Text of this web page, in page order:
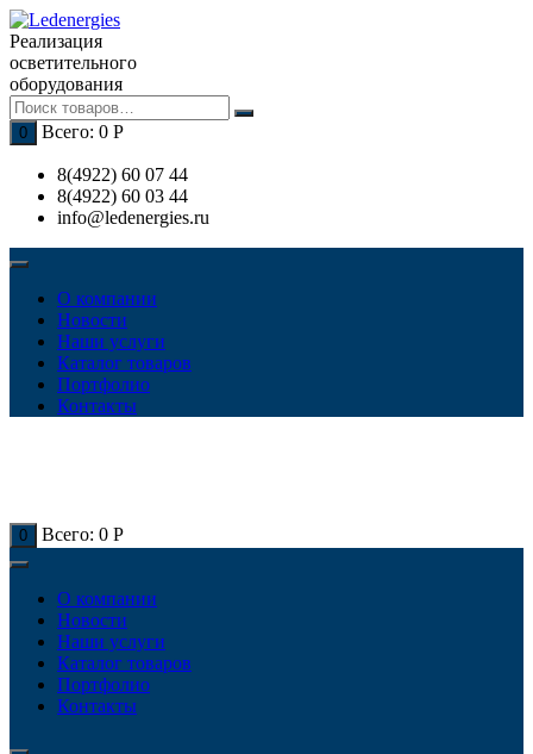
Перейти
к
содержимому
Реализация
осветительного
оборудования
0 Всего: 0 Р
8(4922) 60 07 44
8(4922) 60 03 44
info@ledenergies.ru
О компании
Новости
Наши услуги
Каталог товаров
Портфолио
Контакты
0 Всего: 0 Р
О компании
Новости
Наши услуги
Каталог товаров
Портфолио
Контакты